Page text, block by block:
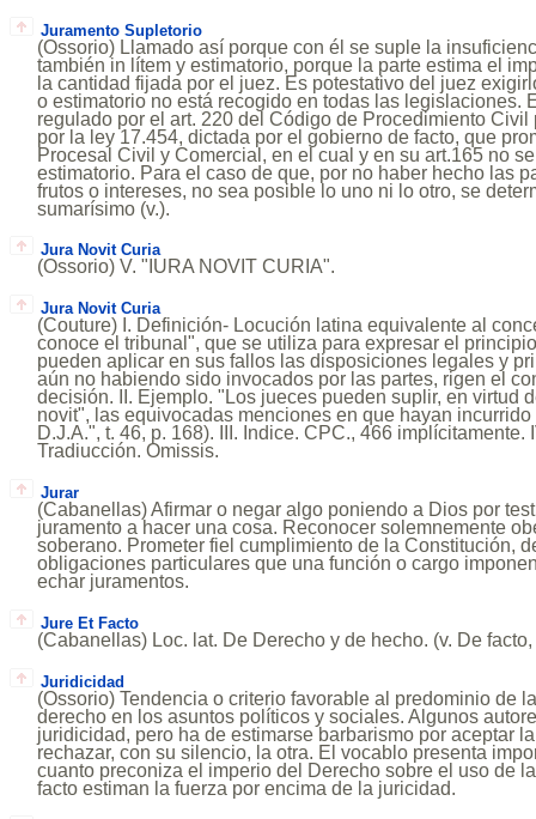
Juramento Supletorio
(Ossorio) Llamado así porque con él se suple la
también in lítem y estimatorio, porque la parte estima el
la cantidad fijada por el juez. Es potestativo del juez
o estimatorio no está recogido en todas las legislaciones.
regulado por el art. 220 del Código de Procedimiento
por la ley 17.454, dictada por el gobierno de facto, que
Procesal Civil y Comercial, en el cual y en su art.165 no
estimatorio. Para el caso de que, por no haber hecho las
frutos o intereses, no sea posible lo uno ni lo otro, se
sumarísimo (v.).
Jura Novit Curia
(Ossorio) V. "IURA NOVIT CURIA".
Jura Novit Curia
(Couture) I. Definición- Locución latina equivalente al
conoce el tribunal", que se utiliza para expresar el
pueden aplicar en sus fallos las disposiciones legales y
aún no habiendo sido invocados por las partes, rigen el
decisión. II. Ejemplo. "Los jueces pueden suplir, en virtud
novit", las equivocadas menciones en que hayan
D.J.A.", t. 46, p. 168). III. Indice. CPC., 466 implícitamente.
Tradiucción. Omissis.
Jurar
(Cabanellas) Afirmar o negar algo poniendo a Dios por
juramento a hacer una cosa. Reconocer solemnemente
soberano. Prometer fiel cumplimiento de la Constitución,
obligaciones particulares que una función o cargo
echar juramentos.
Jure Et Facto
(Cabanellas) Loc. lat. De Derecho y de hecho. (v. De facto,
Juridicidad
(Ossorio) Tendencia o criterio favorable al predominio de
derecho en los asuntos políticos y sociales. Algunos
juridicidad, pero ha de estimarse barbarismo por aceptar
rechazar, con su silencio, la otra. El vocablo presenta
cuanto preconiza el imperio del Derecho sobre el uso de
facto estiman la fuerza por encima de la juricidad.